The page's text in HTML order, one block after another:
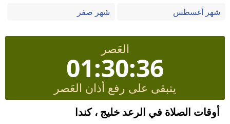
شهر أغسطس
شهر صفر
العَصر
01:30:35
يتبقى على رفع أذان العَصر
أوقات الصلاة في الرعد خليج ، كندا